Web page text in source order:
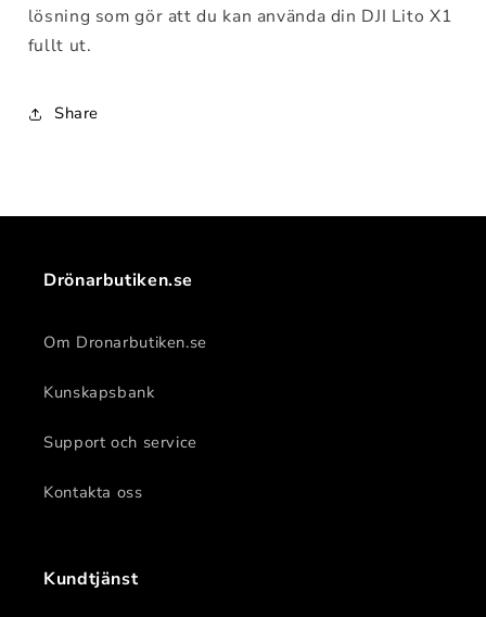
lösning som gör att du kan använda din DJI Lito X1
fullt ut.
Share
Drönarbutiken.se
Om Dronarbutiken.se
Kunskapsbank
Support och service
Kontakta oss
Kundtjänst